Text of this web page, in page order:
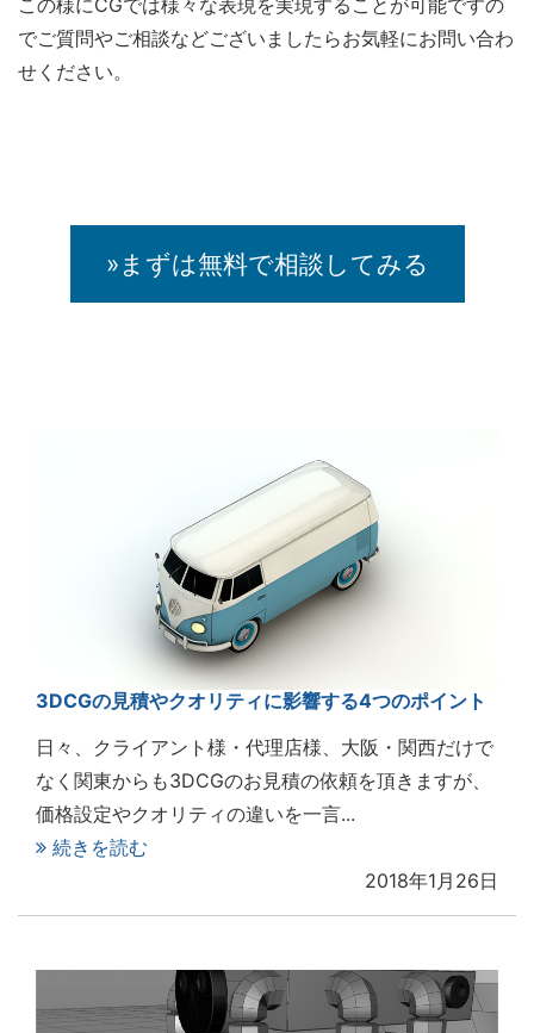
でご質問やご相談などございましたらお気軽にお問い合わ
せください。
»まずは無料で相談してみる
3DCGの見積やクオリティに影響する4つのポイント
日々、クライアント様・代理店様、大阪・関西だけで
なく関東からも3DCGのお見積の依頼を頂きますが、
価格設定やクオリティの違いを一言...
続きを読む
2018年1月26日